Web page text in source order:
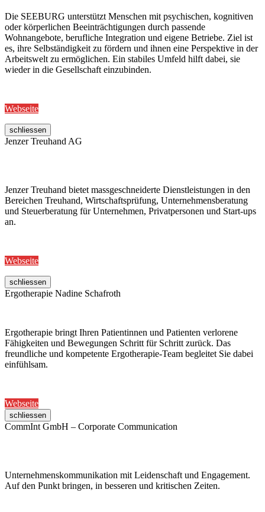
Die SEEBURG unterstützt Menschen mit psychischen, kognitiven
oder körperlichen Beeinträchtigungen durch passende
Wohnangebote, berufliche Integration und eigene Betriebe. Ziel ist
es, ihre Selbständigkeit zu fördern und ihnen eine Perspektive in der
Arbeitswelt zu ermöglichen. Ein stabiles Umfeld hilft dabei, sie
wieder in die Gesellschaft einzubinden.
Webseite
schliessen
Jenzer Treuhand AG
Jenzer Treuhand bietet massgeschneiderte Dienstleistungen in den
Bereichen Treuhand, Wirtschaftsprüfung, Unternehmensberatung
und Steuerberatung für Unternehmen, Privatpersonen und Start-ups
an.
Webseite
schliessen
Ergotherapie Nadine Schafroth
Ergotherapie bringt Ihren Patientinnen und Patienten verlorene
Fähigkeiten und Bewegungen Schritt für Schritt zurück. Das
freundliche und kompetente Ergotherapie-Team begleitet Sie dabei
einfühlsam.
Webseite
schliessen
CommInt GmbH – Corporate Communication
Unternehmenskommunikation mit Leidenschaft und Engagement.
Auf den Punkt bringen, in besseren und kritischen Zeiten.